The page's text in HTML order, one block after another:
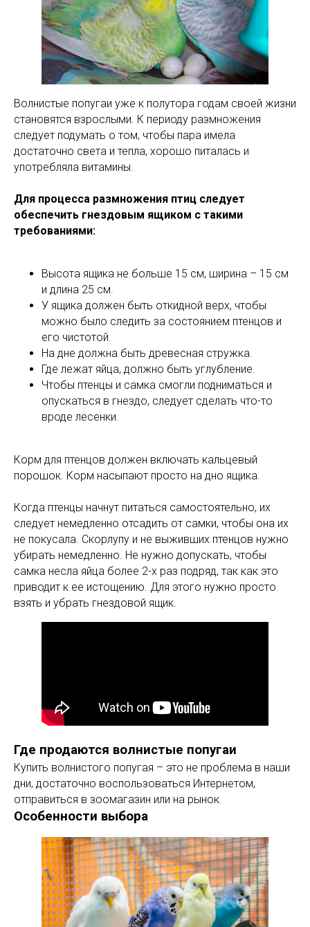
Волнистые попугаи уже к полутора годам своей жизни
становятся взрослыми. К периоду размножения
следует подумать о том, чтобы пара имела
достаточно света и тепла, хорошо питалась и
употребляла витамины.
Для процесса размножения птиц следует
обеспечить гнездовым ящиком с такими
требованиями:
Высота ящика не больше 15 см, ширина – 15 см
и длина 25 см.
У ящика должен быть откидной верх, чтобы
можно было следить за состоянием птенцов и
его чистотой.
На дне должна быть древесная стружка.
Где лежат яйца, должно быть углубление.
Чтобы птенцы и самка смогли подниматься и
опускаться в гнездо, следует сделать что-то
вроде лесенки.
Корм для птенцов должен включать кальцевый
порошок. Корм насыпают просто на дно ящика.
Когда птенцы начнут питаться самостоятельно, их
следует немедленно отсадить от самки, чтобы она их
не покусала. Скорлупу и не выживших птенцов нужно
убирать немедленно. Не нужно допускать, чтобы
самка несла яйца более 2-х раз подряд, так как это
приводит к ее истощению. Для этого нужно просто
взять и убрать гнездовой ящик.
Где продаются волнистые попугаи
Купить волнистого попугая – это не проблема в наши
дни, достаточно воспользоваться Интернетом,
отправиться в зоомагазин или на рынок.
Особенности выбора